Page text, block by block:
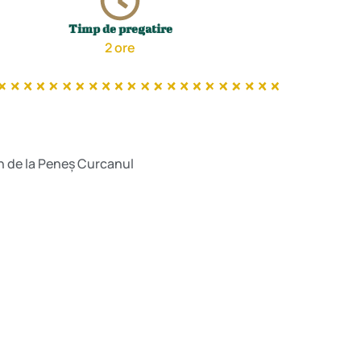
Timp de pregatire
2 ore
de la Peneș Curcanul